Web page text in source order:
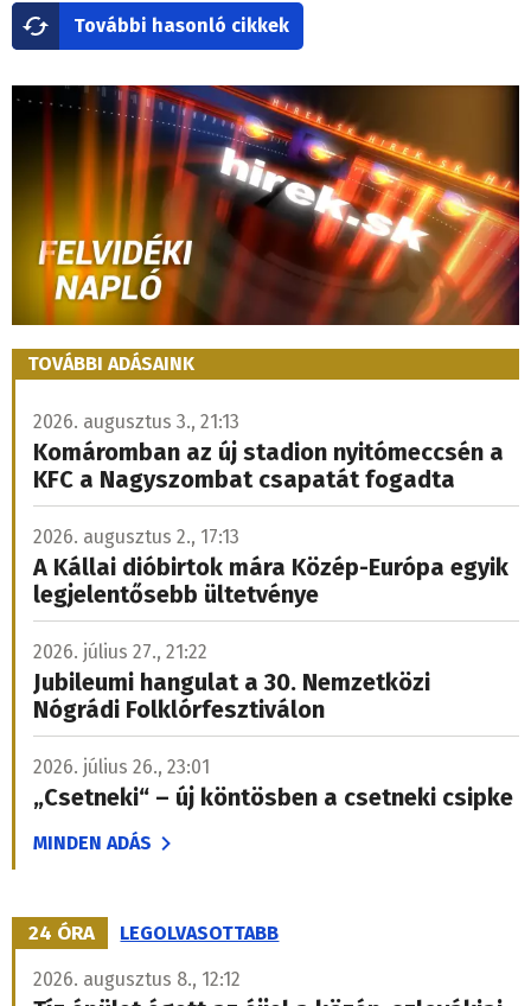
További hasonló cikkek
TOVÁBBI ADÁSAINK
2026. augusztus 3., 21:13
Komáromban az új stadion nyitómeccsén a
KFC a Nagyszombat csapatát fogadta
2026. augusztus 2., 17:13
A Kállai dióbirtok mára Közép-Európa egyik
legjelentősebb ültetvénye
2026. július 27., 21:22
Jubileumi hangulat a 30. Nemzetközi
Nógrádi Folklórfesztiválon
2026. július 26., 23:01
„Csetneki“ – új köntösben a csetneki csipke
MINDEN ADÁS
24 ÓRA LEGOLVASOTTABB
2026. augusztus 8., 12:12